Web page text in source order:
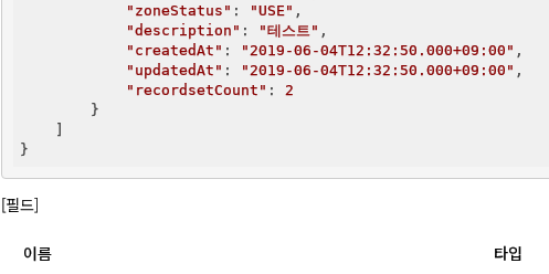
"zoneStatus" : "USE" ,
"description" : "테스트" ,
"createdAt" : "2019-06-04T12:32:50.000+09:00" ,
"updatedAt" : "2019-06-04T12:32:50.000+09:00" ,
"recordsetCount" : 2
        }
    ]
[필드]
이름 타입